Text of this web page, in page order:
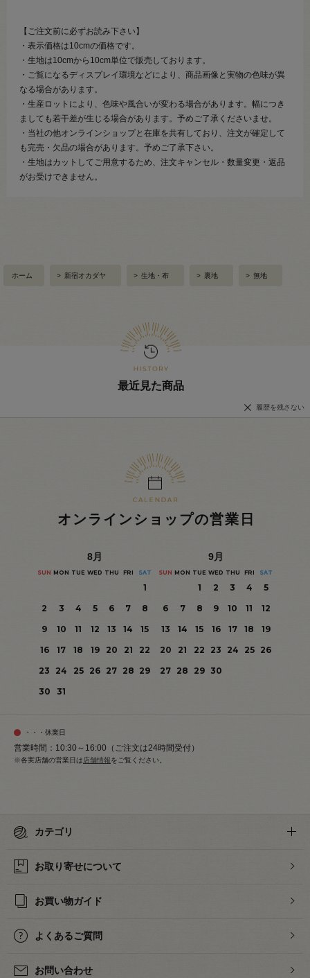
【ご注文前に必ずお読み下さい】
・表示価格は10cmの価格です。
・生地は10cmから10cm単位で販売しております。
・ご覧になるディスプレイ環境などにより、商品画像と実物の色味が異
なる場合があります。
・生産ロットにより、色味や風合いが変わる場合があります。幅につき
ましても若干差が生じる場合があります。予めご了承くださいませ。
・当社の他オンラインショップと在庫を共有しており、注文が確定して
も完売・欠品の場合があります。予めご了承下さい。
・生地はカットしてご用意するため、注文キャンセル・数量変更・返品
がお受けできません。
ホーム > 新宿オカダヤ > 生地・布 > 裏地 > 無地
最近見た商品
履歴を残さない
オンラインショップの営業日
8月
SUN MON TUE WED THU FRI SAT
1
2
3 4 5 6 7
8
9
10 11 12 13 14
15
16
17 18 19 20 21
22
23
24 25 26 27 28 29
30
31
9月
SUN MON TUE WED THU FRI SAT
1 2 3 4
5
6
7 8 9 10 11
12
13
14 15 16 17 18
19
20
21 22 23 24 25
26
27 28 29 30
・・・休業日
営業時間：10:30～16:00（ご注文は24時間受付）
※各実店舗の営業日は 店舗情報をご覧ください。
カテゴリ
お取り寄せについて
お買い物ガイド
よくあるご質問
お問い合わせ